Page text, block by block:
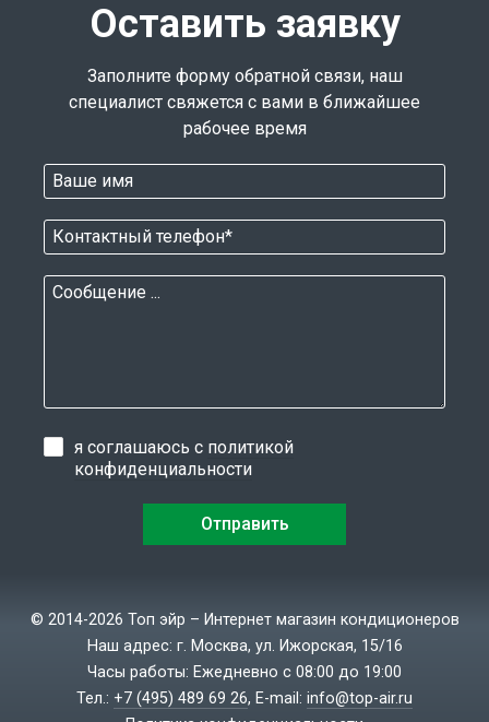
Оставить заявку
Заполните форму обратной связи, наш
специалист свяжется с вами в ближайшее
рабочее время
я соглашаюсь с политикой
конфиденциальности
© 2014-2026 Топ эйр – Интернет магазин кондиционеров
Наш адрес: г. Москва, ул. Ижорская, 15/16
Часы работы: Ежедневно с 08:00 до 19:00
Тел.: +7 (495) 489 69 26, E-mail: info@top-air.ru